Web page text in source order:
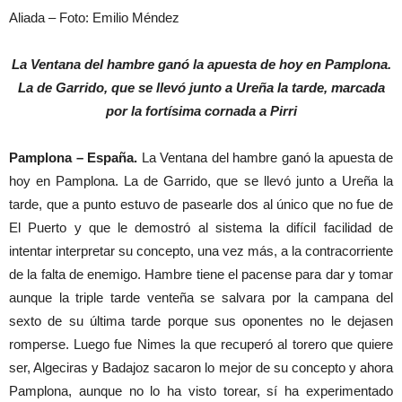
Aliada – Foto: Emilio Méndez
La Ventana del hambre ganó la apuesta de hoy en Pamplona.
La de Garrido, que se llevó junto a Ureña la tarde, marcada
por la fortísima cornada a Pirri
Pamplona – España. La Ventana del hambre ganó la apuesta de
hoy en Pamplona. La de Garrido, que se llevó junto a Ureña la
tarde, que a punto estuvo de pasearle dos al único que no fue de
El Puerto y que le demostró al sistema la difícil facilidad de
intentar interpretar su concepto, una vez más, a la contracorriente
de la falta de enemigo. Hambre tiene el pacense para dar y tomar
aunque la triple tarde venteña se salvara por la campana del
sexto de su última tarde porque sus oponentes no le dejasen
romperse. Luego fue Nimes la que recuperó al torero que quiere
ser, Algeciras y Badajoz sacaron lo mejor de su concepto y ahora
Pamplona, aunque no lo ha visto torear, sí ha experimentado